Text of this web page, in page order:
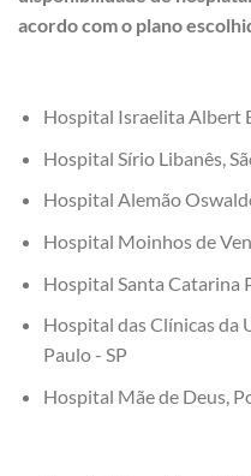
acordo com o plano
Hospital Israelita Albert
Hospital Sírio Libanês,
Hospital Alemão
Hospital Moinhos de
Hospital Santa Catarina
Hospital das Clínicas da
Paulo - SP
Hospital Mãe de Deus,